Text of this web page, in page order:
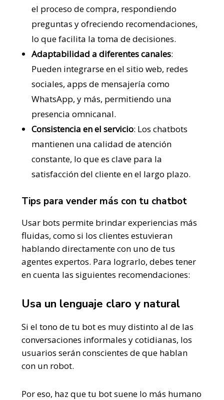
el proceso de compra, respondiendo
preguntas y ofreciendo recomendaciones,
lo que facilita la toma de decisiones.
Adaptabilidad a diferentes canales:
Pueden integrarse en el sitio web, redes
sociales, apps de mensajería como
WhatsApp, y más, permitiendo una
presencia omnicanal.
Consistencia en el servicio: Los chatbots
mantienen una calidad de atención
constante, lo que es clave para la
satisfacción del cliente en el largo plazo.
Tips para vender más con tu chatbot
Usar bots permite brindar experiencias más
fluidas, como si los clientes estuvieran
hablando directamente con uno de tus
agentes expertos. Para lograrlo, debes tener
en cuenta las siguientes recomendaciones:
Usa un lenguaje claro y natural
Si el tono de tu bot es muy distinto al de las
conversaciones informales y cotidianas, los
usuarios serán conscientes de que hablan
con un robot.
Por eso, haz que tu bot suene lo más humano